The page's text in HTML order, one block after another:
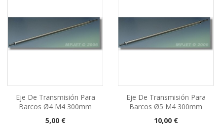
Eje De Transmisión Para
Barcos Ø4 M4 300mm
Precio
5,00 €
Eje De Transmisión Para
Barcos Ø5 M4 300mm
Precio
10,00 €